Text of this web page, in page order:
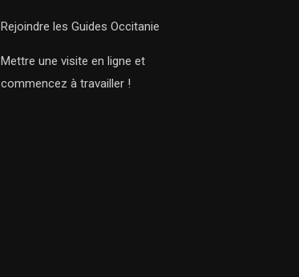
Rejoindre les Guides Occitanie
Mettre une visite en ligne et
commencez à travailler !